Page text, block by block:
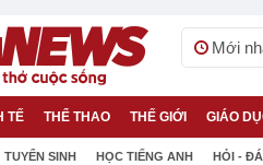
Mới
TẾ THỂ THAO THẾ GIỚI GIÁO
TUYỂN SINH HỌC TIẾNG ANH HỎI -